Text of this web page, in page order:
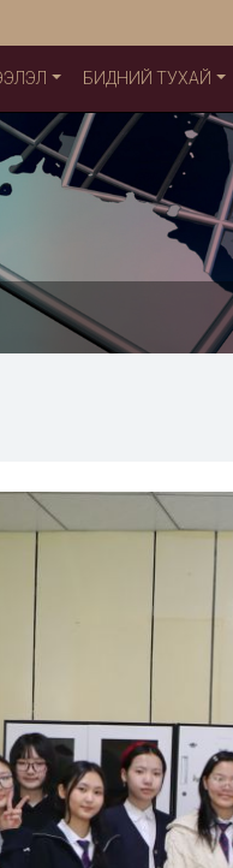
БИДНИЙ ТУХАЙ